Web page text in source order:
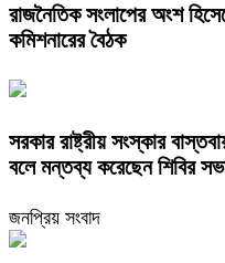
রাজনৈতিক সংলাপের অংশ
কমিশনারের বৈঠক
সরকার রাষ্ট্রীয় সংস্কার
বলে মন্তব্য করেছেন শিবির
জনপ্রিয় সংবাদ